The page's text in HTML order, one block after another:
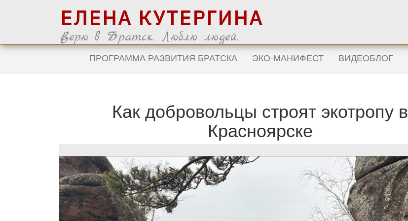
ЕЛЕНА КУТЕРГИНА
Верю в Братск. Люблю людей.
ПРОГРАММА РАЗВИТИЯ БРАТСКА ЭКО-МАНИФЕСТ ВИДЕОБЛОГ
Как добровольцы строят экотропу в
Красноярске